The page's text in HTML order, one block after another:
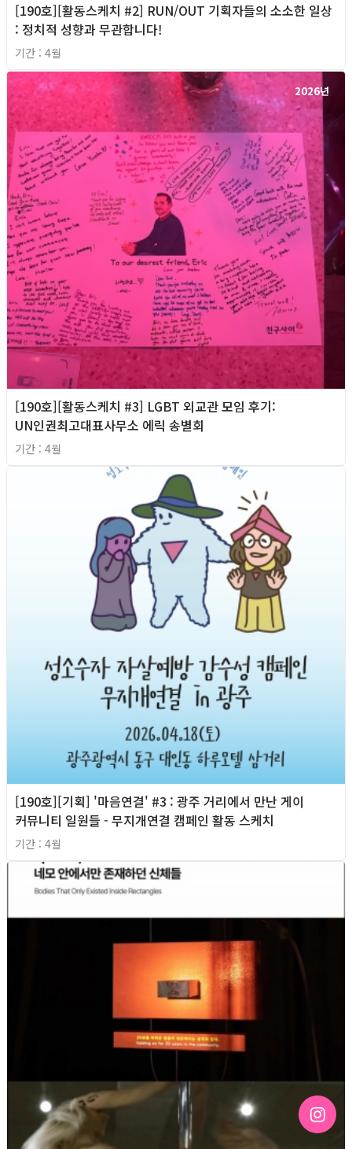
[190호][활동스케치 #2] RUN/OUT 기획자들의 소소한 일상
: 정치적 성향과 무관합니다!
기간 : 4월
2026년
[190호][활동스케치 #3] LGBT 외교관 모임 후기:
UN인권최고대표사무소 에릭 송별회
기간 : 4월
[190호][기획] '마음연결' #3 : 광주 거리에서 만난 게이
커뮤니티 일원들 - 무지개연결 캠페인 활동 스케치
기간 : 4월